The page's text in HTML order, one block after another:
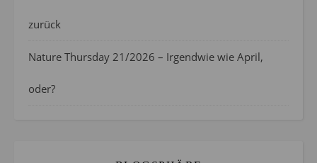
zurück
Nature Thursday 21/2026 – Irgendwie wie April,
oder?